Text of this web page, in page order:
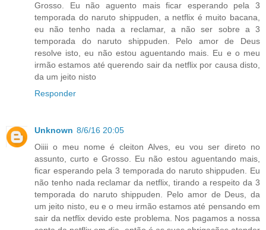
Grosso. Eu não aguento mais ficar esperando pela 3
temporada do naruto shippuden, a netflix é muito bacana,
eu não tenho nada a reclamar, a não ser sobre a 3
temporada do naruto shippuden. Pelo amor de Deus
resolve isto, eu não estou aguentando mais. Eu e o meu
irmão estamos até querendo sair da netflix por causa disto,
da um jeito nisto
Responder
Unknown 8/6/16 20:05
Oiiii o meu nome é cleiton Alves, eu vou ser direto no
assunto, curto e Grosso. Eu não estou aguentando mais,
ficar esperando pela 3 temporada do naruto shippuden. Eu
não tenho nada reclamar da netflix, tirando a respeito da 3
temporada do naruto shippuden. Pelo amor de Deus, da
um jeito nisto, eu e o meu irmão estamos até pensando em
sair da netflix devido este problema. Nos pagamos a nossa